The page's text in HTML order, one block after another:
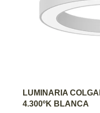
LUMINARIA
4.300ºK BLANCA